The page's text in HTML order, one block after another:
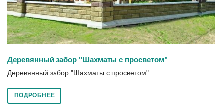
Деревянный забор "Шахматы с просветом"
Деревянный забор "Шахматы с просветом"
ПОДРОБНЕЕ